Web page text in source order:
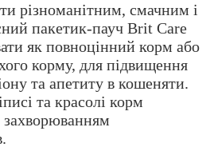
різноманітним, смачним і
пакетик-пауч Brit Care
як повноцінний корм або
корму, для підвищення
та апетиту в кошеняти.
та красолі корм
захворюванням